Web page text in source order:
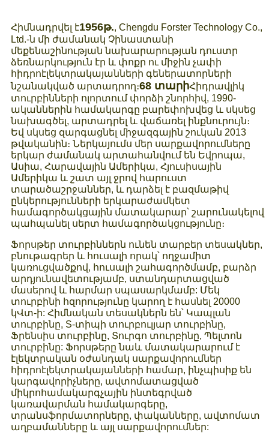
Հիմնադրվել է1956թ., Chengdu Forster Technology Co.,
Ltd.-ն մի ժամանակ Չինաստանի
մեքենաշինության նախարարության դուստր
ձեռնարկություն էր և փոքր ու միջին չափի
հիդրոէլեկտրակայանների գեներատորների
նշանակված արտադրող։68 տարիՀիդրավլիկ
տուրբինների ոլորտում փորձի շնորհիվ, 1990-
ականներին համակարգը բարեփոխվեց և սկսեց
նախագծել, արտադրել և վաճառել ինքնուրույն։
Եվ սկսեց զարգացնել միջազգային շուկան 2013
թվականին։ Ներկայումս մեր սարքավորումները
երկար ժամանակ արտահանվում են Եվրոպա,
Ասիա, Հարավային Ամերիկա, Հյուսիսային
Ամերիկա և շատ այլ ջրով հարուստ
տարածաշրջաններ, և դարձել է բազմաթիվ
ընկերությունների երկարաժամկետ
համագործակցային մատակարար՝ շարունակելով
պահպանել սերտ համագործակցությունը։
Ֆորսթեր տուրբիններն ունեն տարբեր տեսակներ,
բնութագրեր և հուսալի որակ՝ ողջամիտ
կառուցվածքով, հուսալի շահագործմամբ, բարձր
արդյունավետությամբ, ստանդարտացված
մասերով և հարմար սպասարկմամբ: Մեկ
տուրբինի հզորությունը կարող է հասնել 20000
կՎտ-ի: Հիմնական տեսակներն են՝ Կապլան
տուրբինը, S-տիպի տուրբուլյար տուրբինը,
Ֆրենսիս տուրբինը, Տուրգո տուրբինը, Պելտոն
տուրբինը: Ֆորսթերը նաև մատակարարում է
էլեկտրական օժանդակ սարքավորումներ
հիդրոէլեկտրակայանների համար, ինչպիսիք են
կարգավորիչները, ավտոմատացված
միկրոհամակարգչային ինտեգրված
կառավարման համակարգերը,
տրանսֆորմատորները, փականները, ավտոմատ
աղբամանները և այլ սարքավորումներ: